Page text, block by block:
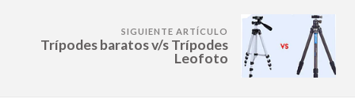
SIGUIENTE ARTÍCULO
Trípodes baratos v/s Trípodes
Leofoto